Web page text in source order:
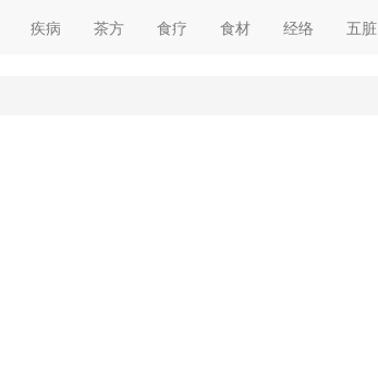
疾病 茶方 食疗 食材 经络 五脏